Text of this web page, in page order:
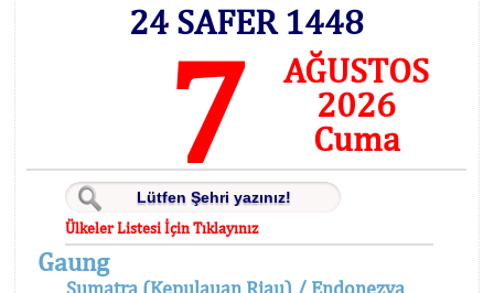
24 SAFER 1448
7
AĞUSTOS
2026
Cuma
Ülkeler Listesi İçin Tıklayınız
Gaung
Sumatra (Kepulauan Riau) / Endonezya